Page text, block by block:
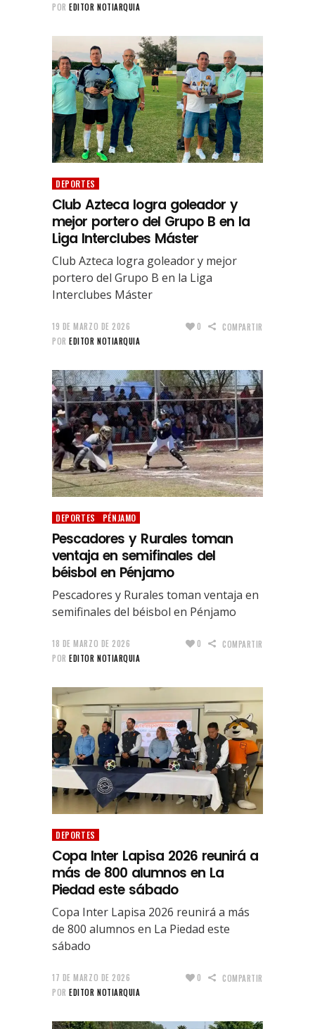
POR EDITOR NOTIARQUIA
DEPORTES
Club Azteca logra goleador y
mejor portero del Grupo B en la
Liga Interclubes Máster
Club Azteca logra goleador y mejor
portero del Grupo B en la Liga
Interclubes Máster
19 DE MARZO DE 2026
POR EDITOR NOTIARQUIA
0 COMPARTIR
DEPORTES PÉNJAMO
Pescadores y Rurales toman
ventaja en semifinales del
béisbol en Pénjamo
Pescadores y Rurales toman ventaja en
semifinales del béisbol en Pénjamo
18 DE MARZO DE 2026
POR EDITOR NOTIARQUIA
0 COMPARTIR
DEPORTES
Copa Inter Lapisa 2026 reunirá a
más de 800 alumnos en La
Piedad este sábado
Copa Inter Lapisa 2026 reunirá a más
de 800 alumnos en La Piedad este
sábado
17 DE MARZO DE 2026
POR EDITOR NOTIARQUIA
0 COMPARTIR